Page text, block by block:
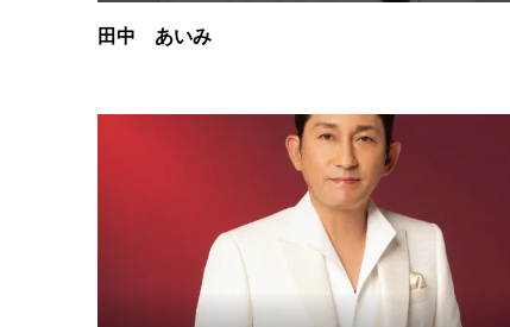
田中 あいみ